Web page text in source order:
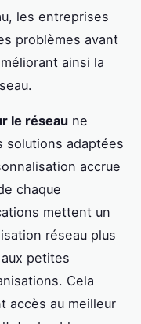
les entreprises
problèmes avant
ainsi la
le réseau ne
solutions adaptées
accrue
chaque
mettent un
réseau plus
petites
Cela
accès au meilleur